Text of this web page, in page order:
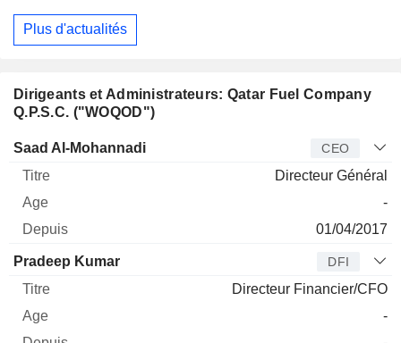
Plus d'actualités
Dirigeants et Administrateurs: Qatar Fuel Company
Q.P.S.C. ("WOQOD")
Dirigeant Titre Age
Saad Al-Mohannadi CEO
Directeur Général
-
01/04/2017
Pradeep Kumar DFI
Directeur Financier/CFO
-